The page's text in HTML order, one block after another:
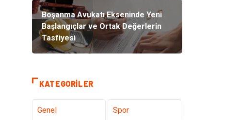
Boşanma Avukatı Ekseninde Yeni
Başlangıçlar ve Ortak Değerlerin
Tasfiyesi
KATEGORILER
Genel Spor